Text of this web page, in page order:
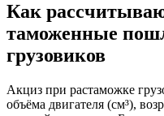
Как
таможенные
грузовиков
Акциз при растаможке
объёма двигателя (см³),